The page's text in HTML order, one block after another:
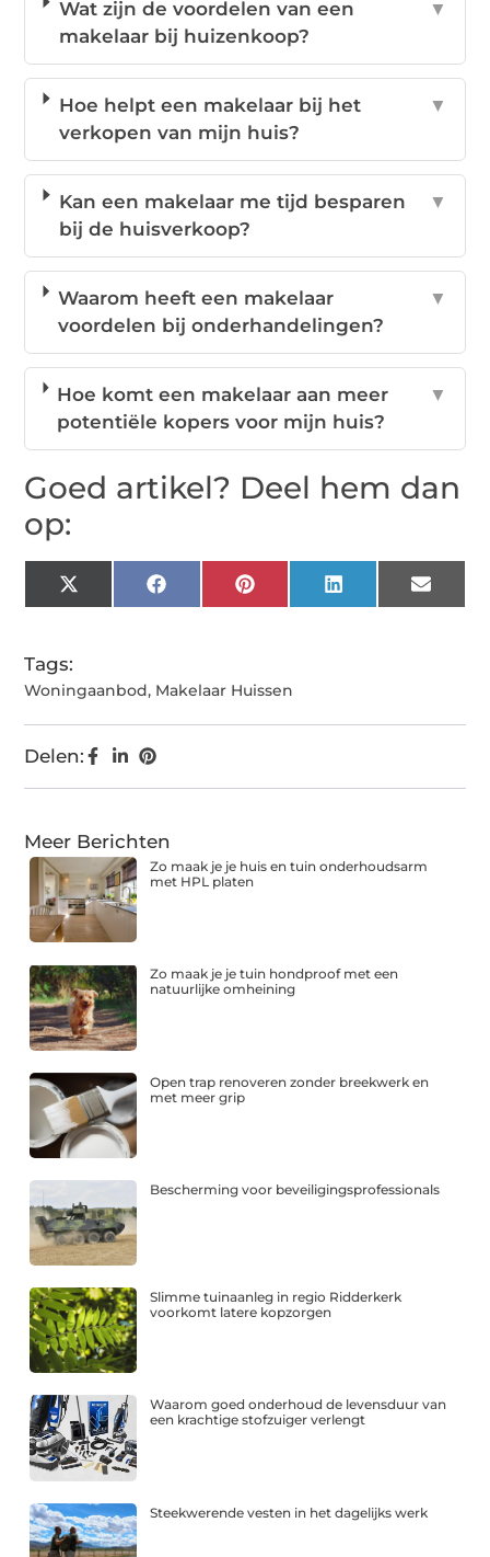
Wat zijn de voordelen van een
makelaar bij huizenkoop?
▼
Hoe helpt een makelaar bij het
verkopen van mijn huis?
▼
Kan een makelaar me tijd besparen
bij de huisverkoop?
▼
Waarom heeft een makelaar
voordelen bij onderhandelingen?
▼
Hoe komt een makelaar aan meer
potentiële kopers voor mijn huis?
▼
Goed artikel? Deel hem dan
op:
X
(Twitter)
FacebookPinterestLinkedIn Email
Tags:
Woningaanbod, Makelaar Huissen
Delen:
Meer Berichten
Zo maak je je huis en tuin onderhoudsarm
met HPL platen
Zo maak je je tuin hondproof met een
natuurlijke omheining
Open trap renoveren zonder breekwerk en
met meer grip
Bescherming voor beveiligingsprofessionals
Slimme tuinaanleg in regio Ridderkerk
voorkomt latere kopzorgen
Waarom goed onderhoud de levensduur van
een krachtige stofzuiger verlengt
Steekwerende vesten in het dagelijks werk